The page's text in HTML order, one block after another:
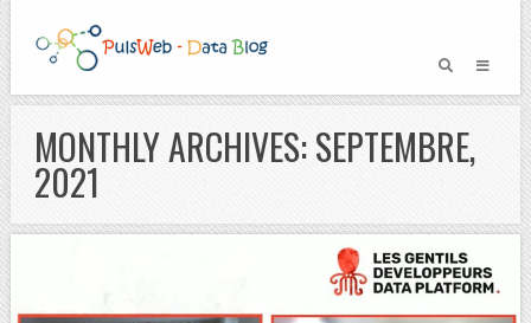
MONTHLY ARCHIVES: SEPTEMBRE,
2021